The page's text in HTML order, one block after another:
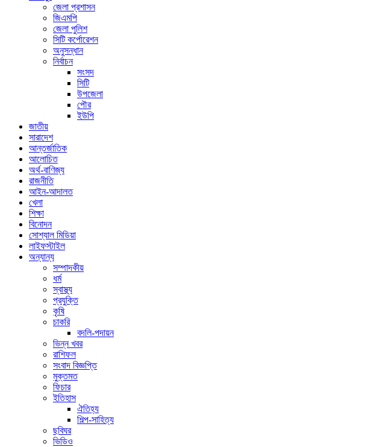
জেলা প্রশাসন
জিএমপি
জেলা পুলিশ
সিটি কর্পোরেশন
অনুসন্ধান
নির্বাচন
সংসদ
সিটি
উপজেলা
পৌর
ইউপি
জাতীয়
সারাদেশ
আন্তর্জাতিক
আলোচিত
অর্থ-বাণিজ্য
রাজনীতি
আইন-আদালত
খেলা
শিক্ষা
বিনোদন
সোশ্যাল মিডিয়া
লাইফস্টাইল
অন্যান্য
সম্পাদকীয়
ধর্ম
স্বাস্থ্য
প্রযুক্তি
কৃষি
চাকরি
বদলি-পদায়ন
ভিন্ন খবর
রাশিফল
সংবাদ বিজ্ঞপ্তি
মুক্তমত
ফিচার
ইতিহাস
ঐতিহ্য
শিল্প-সাহিত্য
ছবিঘর
ভিডিও